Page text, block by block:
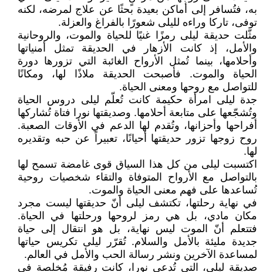
به، فتُسافر إلى أماكن بعيدة بحثًا عن علاج لمرضه، لكنه
توفى، تاركا وراءه لليلى شعورًا بالفراغ والعزلة.
مثّلت حديقة ليلى رمزًا غنيًا للحياة والموت، والروحانية
والأمل، إذ كانت الأزهار في الحديقة تمثل أمنياتها
وأحلامها، بينما تُمثل الأرواح الغائبة التي تزورها دورة
الحياة والموت. فأصبحت الحديقة ملاذًا لها، ومكانًا
للتواصل مع روحها ومعنى الحياة.
جدة ليلى امرأة حكيمة كانت تُعلّم ليلى دروس الحياة
وتُشجّعها على متابعة أحلامها. وصديقتها نورا فتاة تُشاركها
أفراحها وأحزانها، وتُقدم لها الدعم في الأوقات الصعبة.
روح زوجها تزور حديقتها أحيانًا، تعبيراً عن حبه وتقديره
لها.
اكتسبت ليلى من كل هذا السياق قوى غامضة تسمح لها
بالتواصل مع الأرواح المتوفاة والتقاء شخصيات روحية
تُساعدها على فهم معنى الحياة والموت.
في نهاية رحلتها، تكتشف ليلى أنّ حديقتها ليست مجرد
مكان مادي، بل هي رمز لروحها ورحلتها في الحياة.
فتتعلم أنّ الموت ليس نهاية، بل هو انتقال إلى حياة
جديدة مليئة بالأمل والسلام. تُقرّر ليلى تكريس حياتها
لمساعدة الآخرين ونشر رسالة الحب والأمل في العالم.
صديقة ليلى، التي تُدعى نورا، كانت رفيقة مُخلصة في